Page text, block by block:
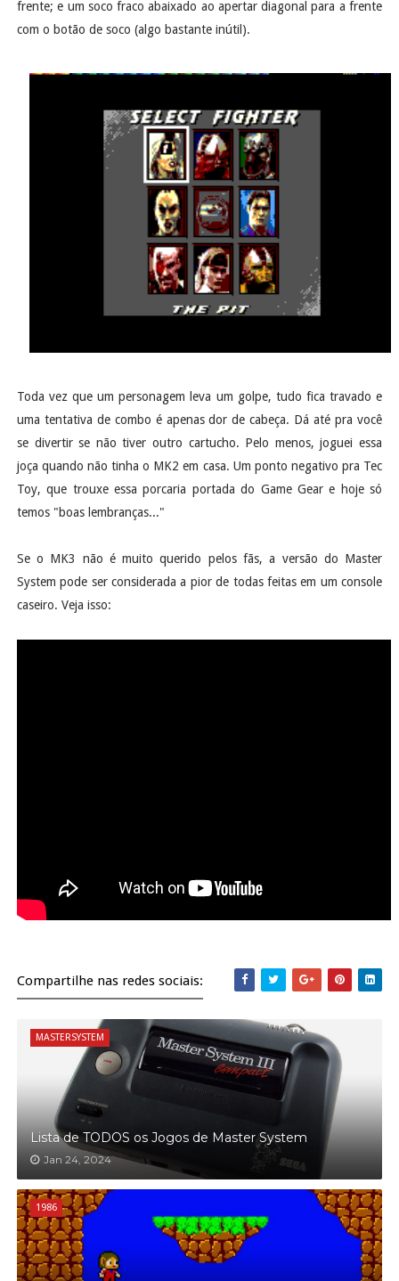
frente; e um soco fraco abaixado ao apertar diagonal para a frente
com o botão de soco (algo bastante inútil).
Toda vez que um personagem leva um golpe, tudo fica travado e
uma tentativa de combo é apenas dor de cabeça. Dá até pra você
se divertir se não tiver outro cartucho. Pelo menos, joguei essa
joça quando não tinha o MK2 em casa. Um ponto negativo pra Tec
Toy, que trouxe essa porcaria portada do Game Gear e hoje só
temos "boas lembranças..."
Se o MK3 não é muito querido pelos fãs, a versão do Master
System pode ser considerada a pior de todas feitas em um console
caseiro. Veja isso:
Compartilhe nas redes sociais:
MASTERSYSTEM
Lista de TODOS os Jogos de Master System
Jan 24, 2024
1986